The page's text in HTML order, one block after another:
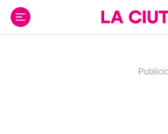
contenido